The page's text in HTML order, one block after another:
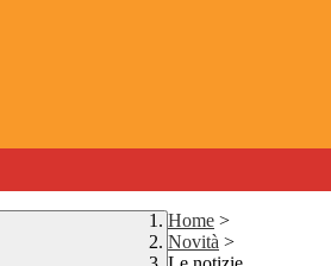
Home >
Novità >